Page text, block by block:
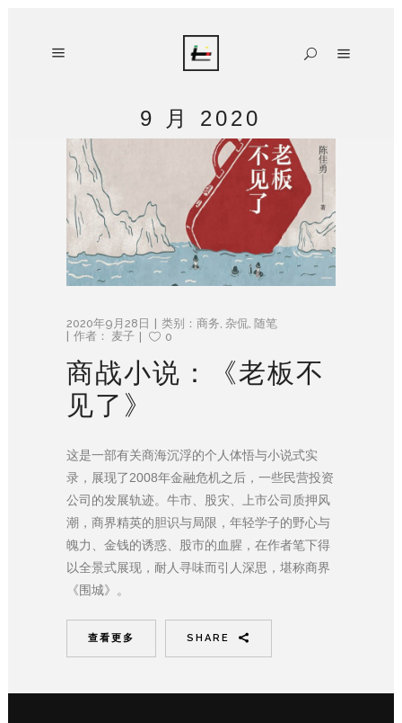
9 月 2020
2020年9月28日 类别： 商务 杂侃 随笔
作者： 麦子 0
商战小说：《老板不
见了》
这是一部有关商海沉浮的个人体悟与小说式实
录，展现了2008年金融危机之后，一些民营投资
公司的发展轨迹。牛市、股灾、上市公司质押风
潮，商界精英的胆识与局限，年轻学子的野心与
魄力、金钱的诱惑、股市的血腥，在作者笔下得
以全景式展现，耐人寻味而引人深思，堪称商界
《围城》。
查看更多 SHARE